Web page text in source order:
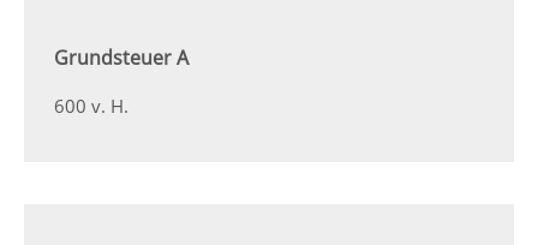
Grundsteuer A
600 v. H.